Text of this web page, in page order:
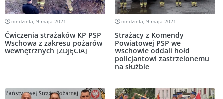
niedziela, 9 maja 2021
Ćwiczenia strażaków KP PSP
Wschowa z zakresu pożarów
wewnętrznych [ZDJĘCIA]
niedziela, 9 maja 2021
Strażacy z Komendy
Powiatowej PSP we
Wschowie oddali hołd
policjantowi zastrzelonemu
na służbie